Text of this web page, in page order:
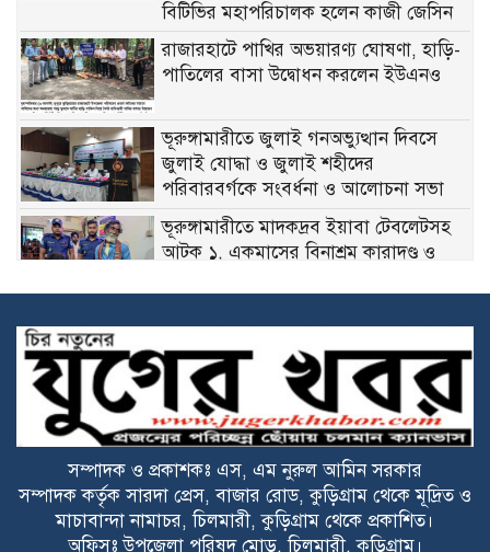
বিটিভির মহাপরিচালক হলেন কাজী জেসিন
রাজারহাটে পাখির অভয়ারণ্য ঘোষণা, হাড়ি-
পাতিলের বাসা উদ্বোধন করলেন ইউএনও
ভূরুঙ্গামারীতে জুলাই গনঅভ্যুত্থান দিবসে
জুলাই যোদ্ধা ও জুলাই শহীদের
পরিবারবর্গকে সংবর্ধনা ও আলোচনা সভা
ভূরুঙ্গামারীতে মাদকদ্রব ইয়াবা টেবলেটসহ
আটক ১, একমাসের বিনাশ্রম কারাদণ্ড ও
২০ আগস্ট রাষ্ট্রপতি নির্বাচন
ফ্যাসিবাদবিরোধী আন্দোলনে হত্যাকাণ্ডের
বিচার হবে স্বচ্ছ ও নিরপেক্ষ: প্রধানমন্ত্রী
সম্পাদক ও প্রকাশকঃ এস, এম নুরুল আমিন সরকার
সম্পাদক কর্তৃক সারদা প্রেস, বাজার রোড, কুড়িগ্রাম থেকে মূদ্রিত ও
মাচাবান্দা নামাচর, চিলমারী, কুড়িগ্রাম থেকে প্রকাশিত।
অফিসঃ উপজেলা পরিষদ মোড়, চিলমারী, কুড়িগ্রাম।